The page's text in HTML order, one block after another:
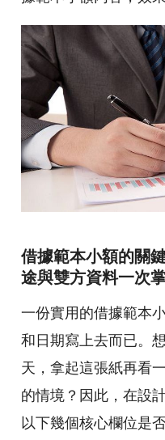
借據範本小額的關
途與雙方資料一次
一份實用的借據範本
和日期寫上去而已。
天，拿起這張紙再看
的情境？因此，在設
以下幾個核心欄位是